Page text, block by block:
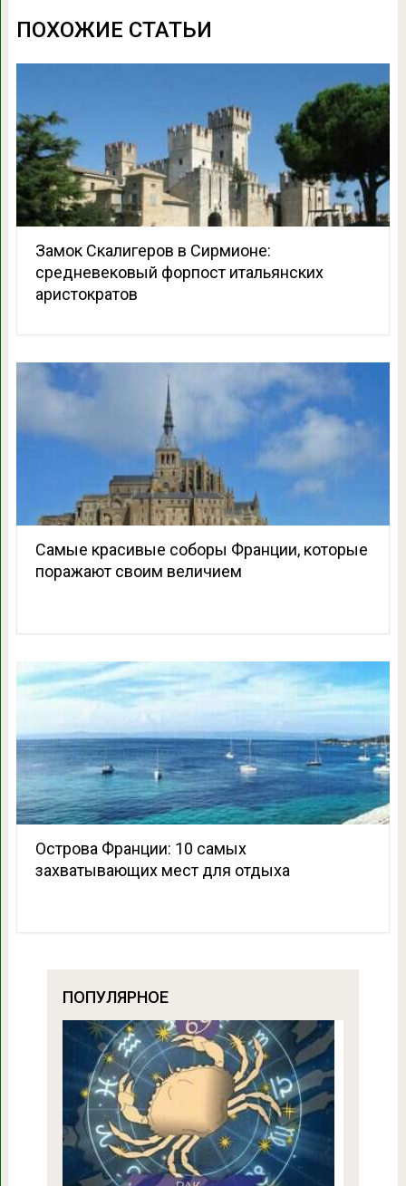
ПОХОЖИЕ СТАТЬИ
Замок Скалигеров в Сирмионе:
средневековый форпост итальянских
аристократов
Самые красивые соборы Франции, которые
поражают своим величием
Острова Франции: 10 самых
захватывающих мест для отдыха
ПОПУЛЯРНОЕ